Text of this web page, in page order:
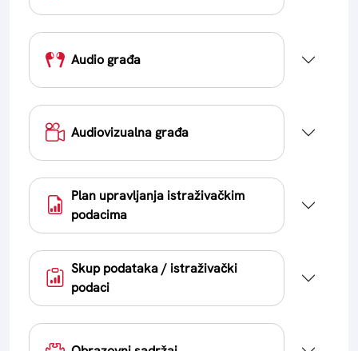
Audio građa
Audiovizualna građa
Plan upravljanja istraživačkim
podacima
Skup podataka / istraživački
podaci